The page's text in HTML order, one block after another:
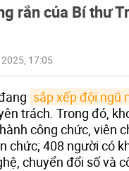
rắn của Bí thư
17:05
sắp xếp đội ngũ
trách. Trong đó,
công chức, viên
chức; 408 người có
chuyển đổi số và